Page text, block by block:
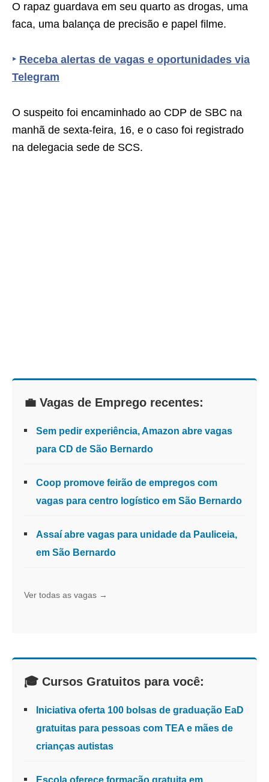
O rapaz guardava em seu quarto as drogas, uma
faca, uma balança de precisão e papel filme.
‣ Receba alertas de vagas e oportunidades via
Telegram
O suspeito foi encaminhado ao CDP de SBC na
manhã de sexta-feira, 16, e o caso foi registrado
na delegacia sede de SCS.
💼 Vagas de Emprego recentes:
Sem pedir experiência, Amazon abre vagas
para CD de São Bernardo
Coop promove feirão de empregos com
vagas para centro logístico em São Bernardo
Assaí abre vagas para unidade da Pauliceia,
em São Bernardo
Ver todas as vagas →
🎓 Cursos Gratuitos para você:
Iniciativa oferta 100 bolsas de graduação EaD
gratuitas para pessoas com TEA e mães de
crianças autistas
Escola oferece formação gratuita em